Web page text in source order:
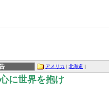
アメリカ | 北海道 |
に世界を抱け